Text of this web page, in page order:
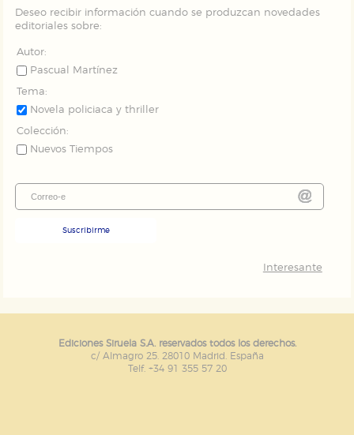
Deseo recibir información cuando se produzcan novedades
editoriales sobre:
Autor:
Pascual Martínez
Tema:
Novela policiaca y thriller
Colección:
Nuevos Tiempos
Suscribirme
Interesante
Ediciones Siruela S.A. reservados todos los derechos.
c/ Almagro 25. 28010 Madrid. España
Telf. +34 91 355 57 20